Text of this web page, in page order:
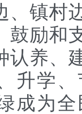
、镇村
鼓励和
认养、
升学
成为